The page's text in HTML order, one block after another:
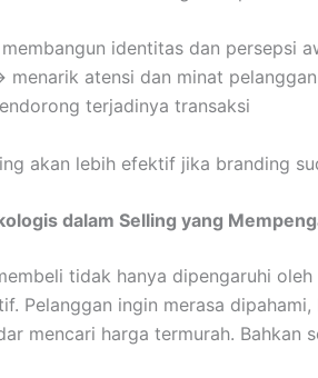
identitas dan persepsi
menarik atensi dan minat pelanggan
terjadinya transaksi
akan lebih efektif jika branding
dalam Selling yang
tidak hanya dipengaruhi
Pelanggan ingin merasa
mencari harga termurah. Bahkan